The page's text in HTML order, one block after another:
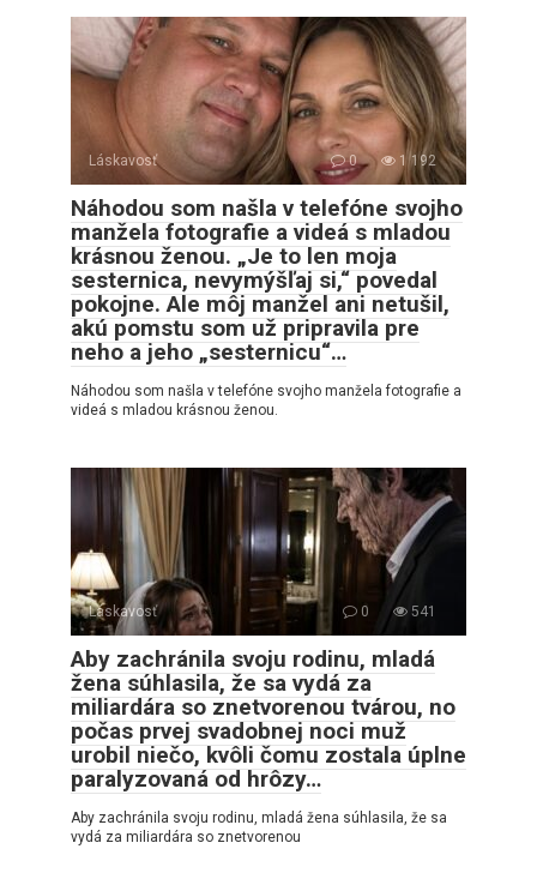
Láskavosť 0 1 192
Náhodou som našla v telefóne svojho
manžela fotografie a videá s mladou
krásnou ženou. „Je to len moja
sesternica, nevymýšľaj si,“ povedal
pokojne. Ale môj manžel ani netušil,
akú pomstu som už pripravila pre
neho a jeho „sesternicu“…
Náhodou som našla v telefóne svojho manžela fotografie a
videá s mladou krásnou ženou.
Láskavosť 0 541
Aby zachránila svoju rodinu, mladá
žena súhlasila, že sa vydá za
miliardára so znetvorenou tvárou, no
počas prvej svadobnej noci muž
urobil niečo, kvôli čomu zostala úplne
paralyzovaná od hrôzy…
Aby zachránila svoju rodinu, mladá žena súhlasila, že sa
vydá za miliardára so znetvorenou